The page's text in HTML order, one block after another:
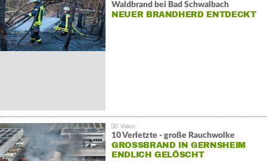
Waldbrand bei Bad Schwalbach
NEUER BRANDHERD ENTDECKT
10 Verletzte - große Rauchwolke
GROSSBRAND IN GERNSHEIM E
NDLICH GELÖSCHT